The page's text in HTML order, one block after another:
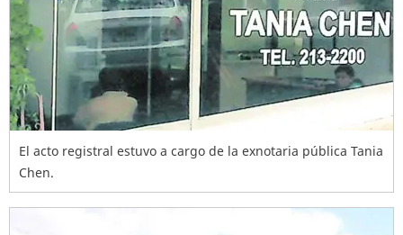
El acto registral estuvo a cargo de la exnotaria pública Tania
Chen.